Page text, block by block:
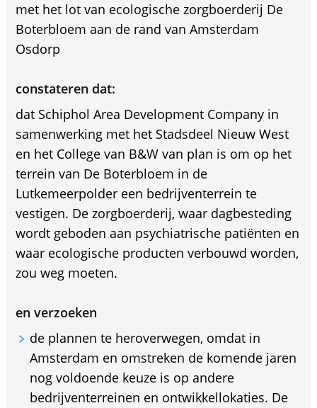
met het lot van ecologische zorgboerderij De
Boterbloem aan de rand van Amsterdam
Osdorp
constateren dat:
dat Schiphol Area Development Company in
samenwerking met het Stadsdeel Nieuw West
en het College van B&W van plan is om op het
terrein van De Boterbloem in de
Lutkemeerpolder een bedrijventerrein te
vestigen. De zorgboerderij, waar dagbesteding
wordt geboden aan psychiatrische patiënten en
waar ecologische producten verbouwd worden,
zou weg moeten.
en verzoeken
de plannen te heroverwegen, omdat in
Amsterdam en omstreken de komende jaren
nog voldoende keuze is op andere
bedrijventerreinen en ontwikkellokaties. De